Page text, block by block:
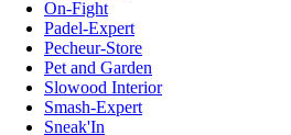
On-Fight
Padel-Expert
Pecheur-Store
Pet and Garden
Slowood Interior
Smash-Expert
Sneak'In